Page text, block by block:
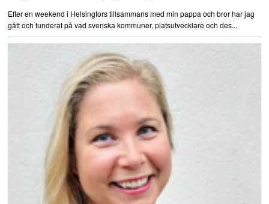
Efter en weekend i Helsingfors tillsammans med min pappa och bror har jag
gått och funderat på vad svenska kommuner, platsutvecklare och des...